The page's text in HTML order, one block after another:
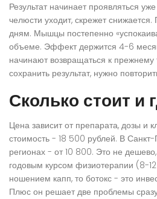
Результат начинает проявляться
челюсти уходит, скрежет
дням. Мышцы постепенно
объеме. Эффект держится 4-6
начинают возвращаться к прежнему
сохранить результат, нужно
Сколько стоит и
Цена зависит от препарата, дозы и
стоимость - 18 500 рублей. В
регионах - от 10 800. Это не
годовым курсом физиотерапии (8-
ношением капп, то ботокс - это
Плюс он решает две проблемы